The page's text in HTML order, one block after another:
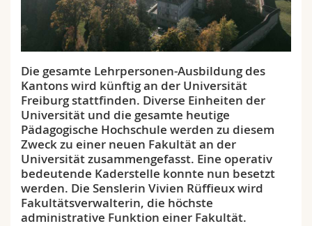
Math.-Nat. und Med. Fak.
Interfakultär
Mitarbeitende
Doktorierende
Webmail
Vorlesungsverzeichnis
MyUnifr
Die gesamte Lehrpersonen-Ausbildung des
Kantons wird künftig an der Universität
Freiburg stattfinden. Diverse Einheiten der
Universität und die gesamte heutige
Pädagogische Hochschule werden zu diesem
Zweck zu einer neuen Fakultät an der
Universität zusammengefasst. Eine operativ
bedeutende Kaderstelle konnte nun besetzt
werden. Die Senslerin Vivien Rüffieux wird
Fakultätsverwalterin, die höchste
administrative Funktion einer Fakultät.